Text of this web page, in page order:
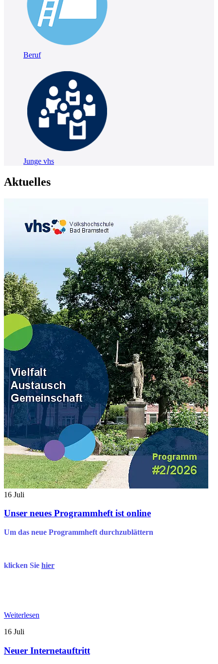
Beruf
Junge vhs
Aktuelles
16 Juli
Unser neues Programmheft ist online
Um das neue Programmheft durchzublättern
klicken Sie hier
Weiterlesen
16 Juli
Neuer Internetauftritt